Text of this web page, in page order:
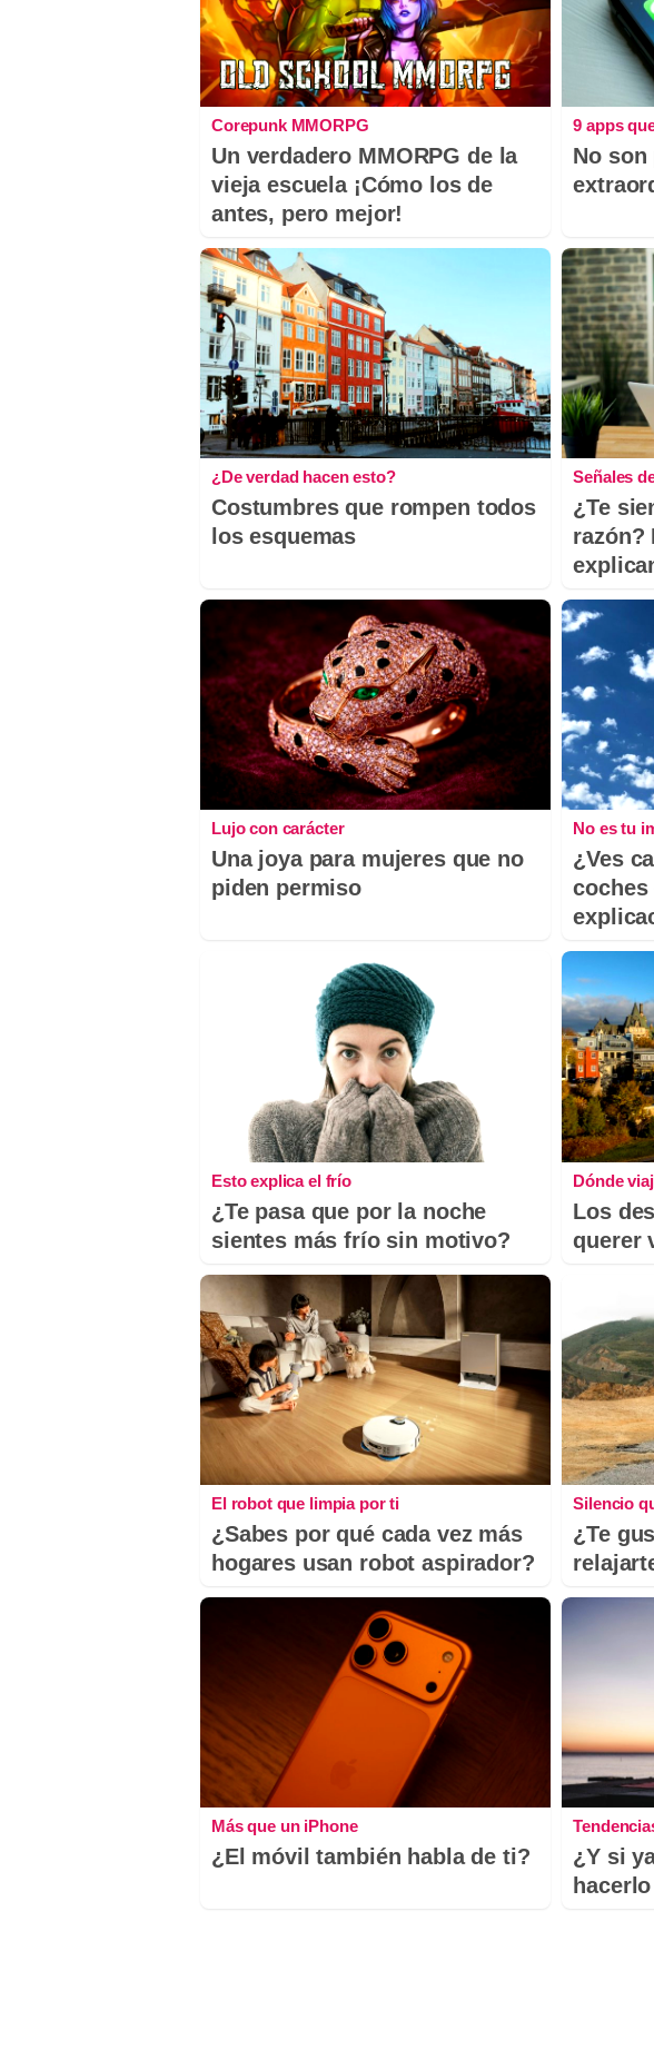
Corepunk MMORPG
Un verdadero MMORPG de la
vieja escuela ¡Cómo los de
antes, pero mejor!
9 apps
No
¿De verdad hacen esto?
Costumbres que rompen todos
los esquemas
Señales
¿Te
razón?
Lujo con carácter
Una joya para mujeres que no
piden permiso
No es tu
¿Ves
coches
Esto explica el frío
¿Te pasa que por la noche
sientes más frío sin motivo?
Dónde
Los
querer
El robot que limpia por ti
¿Sabes por qué cada vez más
hogares usan robot aspirador?
Silencio
¿Te
Más que un iPhone
¿El móvil también habla de ti?
¿Y si